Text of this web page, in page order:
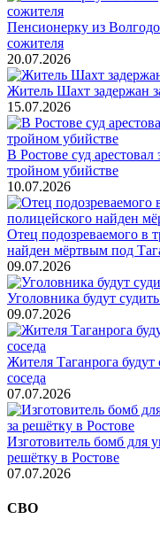
Пенсионерку из
сожителя
20.07.2026
Житель Шахт задержан
15.07.2026
В Ростове суд
тройном убийстве
10.07.2026
Отец подозреваемого в
найден мёртвым под
09.07.2026
Уголовника будут
09.07.2026
Жителя Таганрога
соседа
07.07.2026
Изготовитель бомб для
решётку в Ростове
07.07.2026
СВО